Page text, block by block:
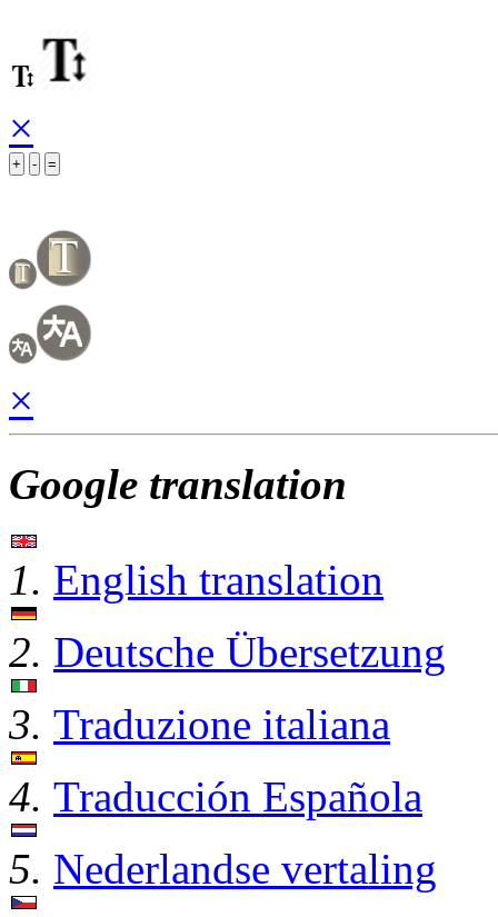
×
+ - =
×
Google translation
1. English translation
2. Deutsche Übersetzung
3. Traduzione italiana
4. Traducción Española
5. Nederlandse vertaling